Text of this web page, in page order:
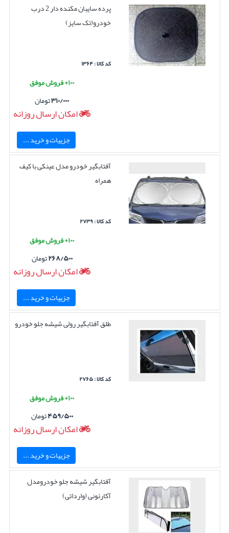
پرده سایبان مکنده دار 2 درب
خودرو(تک سایز)
کد کالا : ۱۳۶۴
۱۰۰+ فروش موفق
۳۱۰/۰۰۰تومان
امکان ارسال روزانه
جزییات و خرید ...
آفتابگیر خودرو مدل عینکی با کیف
همراه
کد کالا : ۲۷۳۹
۱۰۰+ فروش موفق
۲۶۸/۵۰۰تومان
امکان ارسال روزانه
جزییات و خرید ...
طلق آفتابگیر رولی شیشه جلو خودرو
کد کالا : ۲۷۶۵
۱۰۰+ فروش موفق
۴۵۹/۵۰۰تومان
امکان ارسال روزانه
جزییات و خرید ...
آفتابگیر شیشه جلو خودرومدل
آکارئونی (وارداتی)